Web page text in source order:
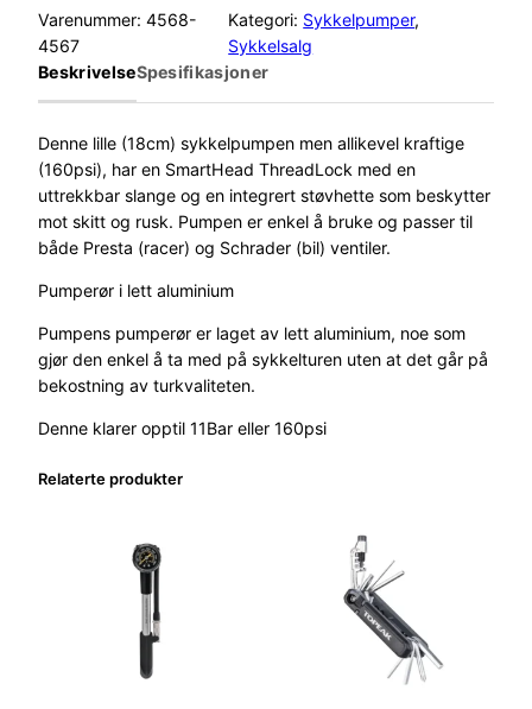
P
E
A
a
c
e
r
r
c
k
e
t
P
i
Varenummer: 4568-
4567
Kategori: Sykkelpumper
Sykkelsalg
BeskrivelseSpesifikasjoner
Denne lille (18cm) sykkelpumpen men allikevel kraftige
(160psi), har en SmartHead ThreadLock med en
uttrekkbar slange og en integrert støvhette som beskytter
mot skitt og rusk. Pumpen er enkel å bruke og passer til
både Presta (racer) og Schrader (bil) ventiler.
Pumperør i lett aluminium
Pumpens pumperør er laget av lett aluminium, noe som
gjør den enkel å ta med på sykkelturen uten at det går på
bekostning av turkvaliteten.
Denne klarer opptil 11Bar eller 160psi
Relaterte produkter